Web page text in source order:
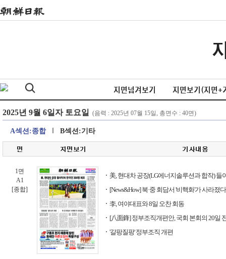
지면넘겨보기 지면보기(지면+
A섹션:종합 B섹션:기타
1면
A1
[종합]
美, 현대차 공장(LG에너지솔루션과 합작) 들
[News&How] 북·중 회담서 '비핵화'가 사라졌다
李, 여야대표와 8일 오찬 회동
[八面鋒] 정부조직개편안, 국회 본회의 20일
'갈팡질팡' 정부조직 개편